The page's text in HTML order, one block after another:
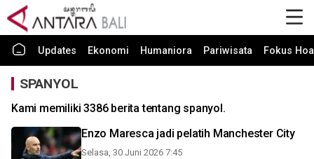
Updates Ekonomi Humaniora Pariwisata Fokus
SPANYOL
Kami memiliki 3386 berita tentang spanyol.
Enzo Maresca jadi pelatih Manchester City
Selasa, 30 Juni 2026 7:45